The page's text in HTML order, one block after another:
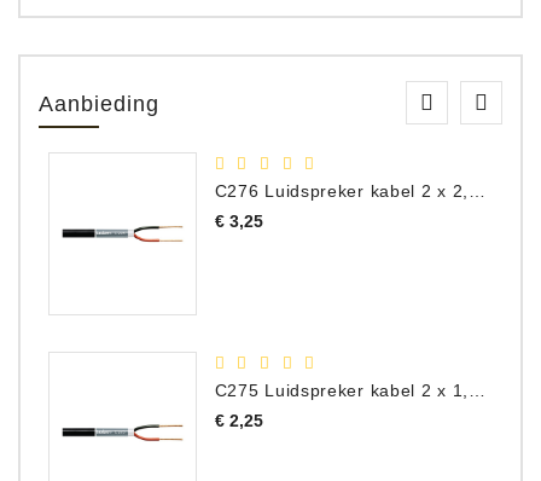
Aanbieding
€ 3,25Prijs
€ 2,25Prijs